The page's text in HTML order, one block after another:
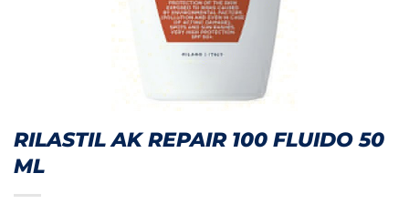
RILASTIL AK REPAIR 100 FLUIDO 50
ML